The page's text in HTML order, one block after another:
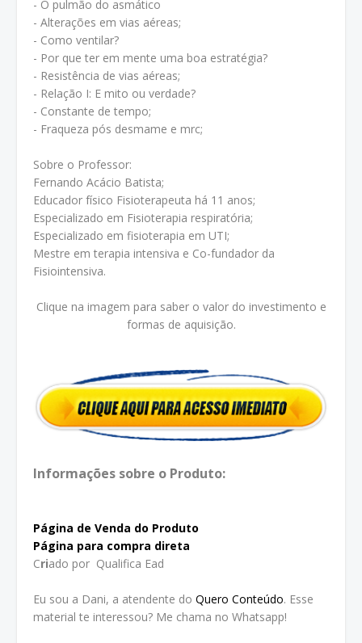
- O pulmão do asmático
- Alterações em vias aéreas;
- Como ventilar?
- Por que ter em mente uma boa estratégia?
- Resistência de vias aéreas;
- Relação I: E mito ou verdade?
- Constante de tempo;
- Fraqueza pós desmame e mrc;
Sobre o Professor:
Fernando Acácio Batista;
Educador físico Fisioterapeuta há 11 anos;
Especializado em Fisioterapia respiratória;
Especializado em fisioterapia em UTI;
Mestre em terapia intensiva e Co-fundador da
Fisiointensiva.
Clique na imagem para saber o valor do investimento e
formas de aquisição.
Informações sobre o Produto:
Página de Venda do Produto
Página para compra direta
Criado por Qualifica Ead
Eu sou a Dani, a atendente do Quero Conteúdo. Esse
material te interessou? Me chama no Whatsapp!